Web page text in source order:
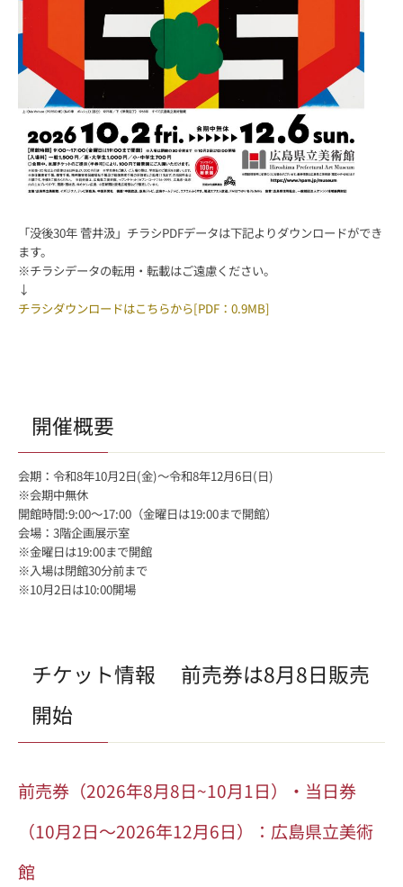
「没後30年 菅井汲」チラシPDFデータは下記よりダウンロードができ
ます。
※チラシデータの転用・転載はご遠慮ください。
↓
チラシダウンロードはこちらから[PDF：0.9MB]
開催概要
会期：令和8年10月2日(金)～令和8年12月6日(日)
※会期中無休
開館時間:9:00～17:00（金曜日は19:00まで開館）
会場：3階企画展示室
※金曜日は19:00まで開館
※入場は閉館30分前まで
※10月2日は10:00開場
チケット情報 前売券は8月8日販売
開始
前売券（2026年8月8日~10月1日）・当日券
（10月2日～2026年12月6日）：広島県立美術
館